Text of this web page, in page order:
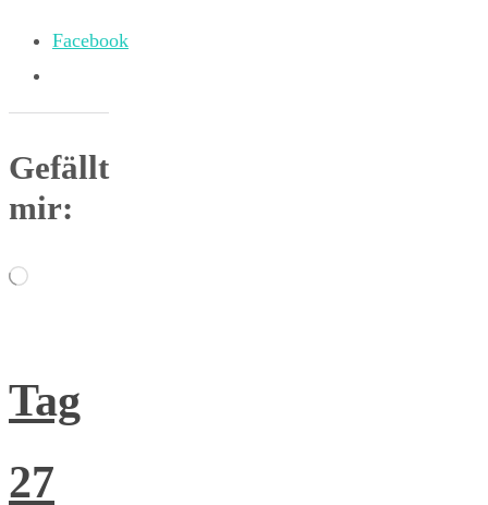
Facebook
Gefällt
mir:
Wird
Tag
27